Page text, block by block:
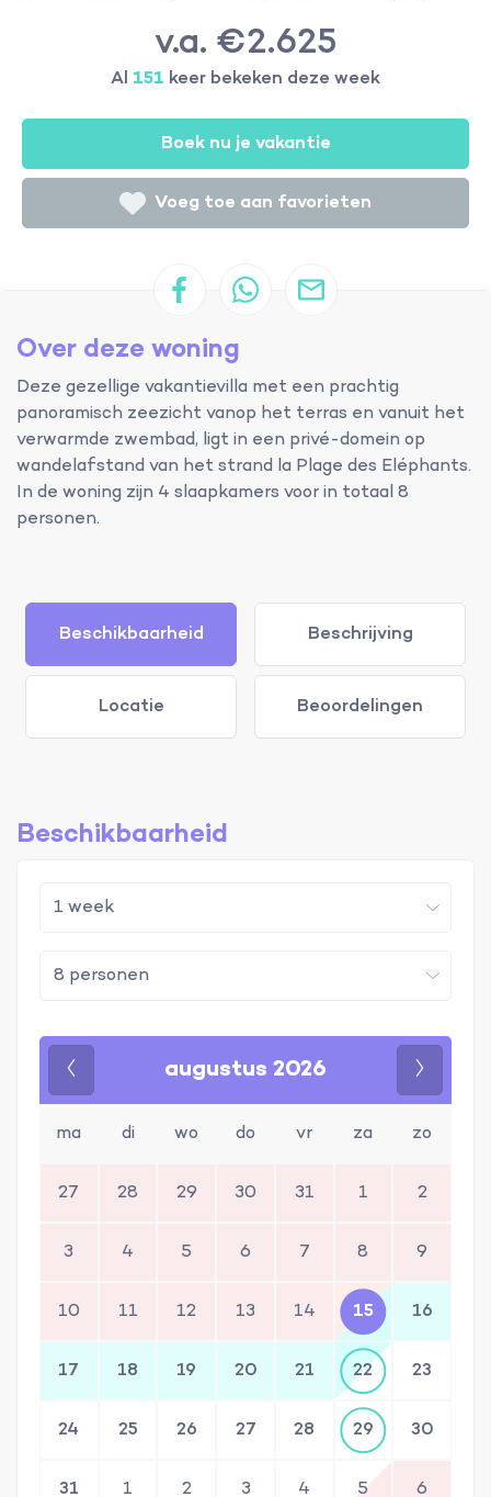
v.a. €2.625
Al 151 keer bekeken deze week
Boek nu je vakantie
Voeg toe aan favorieten
Over deze woning
Deze gezellige vakantievilla met een prachtig
panoramisch zeezicht vanop het terras en vanuit het
verwarmde zwembad, ligt in een privé-domein op
wandelafstand van het strand la Plage des Eléphants.
In de woning zijn 4 slaapkamers voor in totaal 8
personen.
Beschikbaarheid Beschrijving
Locatie Beoordelingen
Beschikbaarheid
augustus 2026
ma di wo do vr za zo
27 28 29 30 31 1 2
3 4 5 6 7 8 9
10 11 12 13 14 15 16
17 18 19 20 21 22 23
24 25 26 27 28 29 30
31 1 2 3 4 5 6